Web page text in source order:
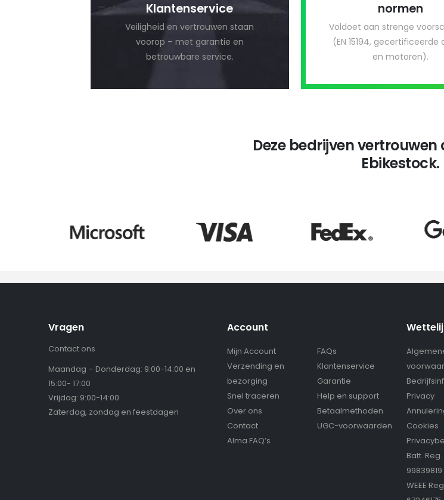
Klantenservice
Veiligheid en vertrouwen staan
voorop – met garantie en
betrouwbare service.
normen
Voldoet aan strenge
(EN 15194, gecertificeerde
en motoren).
Deze bedrijven
Ebikestock.
Vragen
Contact ons
Maandag – Donderdag: 9:00-14:00 en
15:00- 17:00
Vrijdag: 9:00-14:00
Zaterdag, zondag en feestdagen
Account
Mijn Account
Verzending en
bezorging
Snel traceren
Over ons
Contact
Alma FAQ’s
FAQs
Klantenservice
Garantie
Help en support
Betaalmethoden
UGC-voorwaarden
Privacy
Cookies
Batt. Reg.
99839819
WEEE